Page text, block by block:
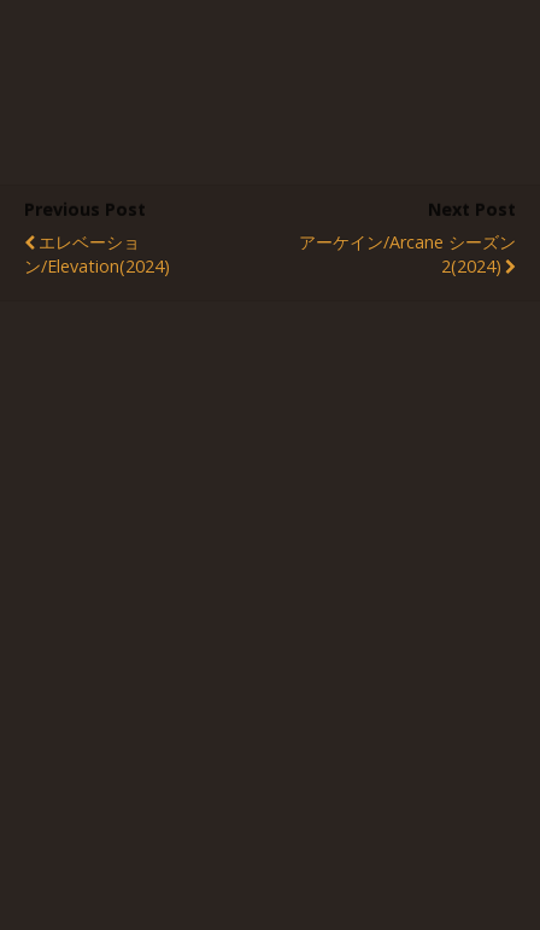
Previous Post
エレベーショ
ン/Elevation(2024)
Next Post
アーケイン/Arcane シーズン
2(2024)